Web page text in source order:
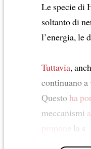
Le specie di
soltanto di
l’energia, le
Tuttavia,
continuano
Questoha
meccanismi
propone la s